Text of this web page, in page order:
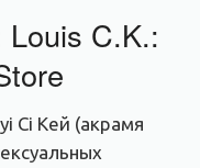
Louis C.K.:
Сі Кей (акрамя